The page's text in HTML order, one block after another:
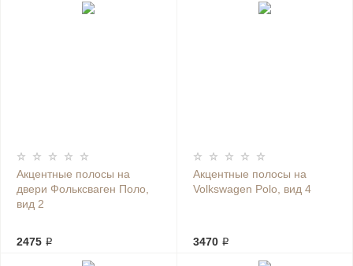
Акцентные полосы на
двери Фольксваген Поло,
вид 2
2475 ₽
Акцентные полосы на
Volkswagen Polo, вид 4
3470 ₽